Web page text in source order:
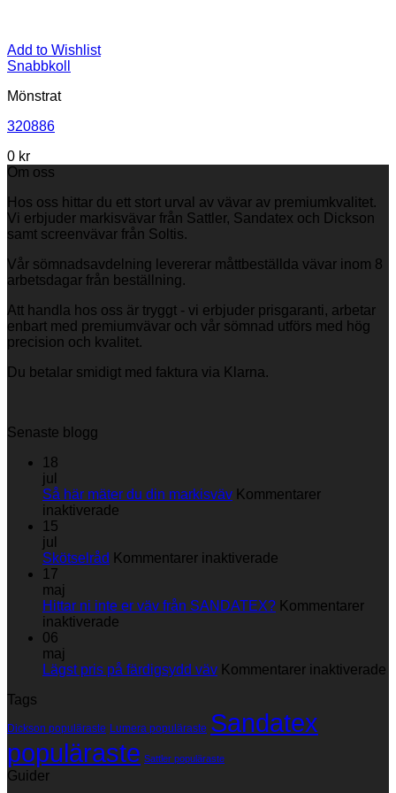
Add to Wishlist
Snabbkoll
Mönstrat
320886
0 kr
Om oss
Hos oss hittar du ett stort urval av vävar av premiumkvalitet.
Vi erbjuder markisvävar från Sattler, Sandatex och Dickson
samt screenvävar från Soltis.
Vår sömnadsavdelning levererar måttbeställda vävar inom 8
arbetsdagar från beställning.
Att handla hos oss är tryggt - vi erbjuder prisgaranti, arbetar
enbart med premiumvävar och vår sömnad utförs med hög
precision och kvalitet.
Du betalar smidigt med faktura via Klarna.
Senaste blogg
18
jul
Så här mäter du din markisväv Kommentarer
inaktiverade
mäter
markisväv
15
jul
Skötselråd Kommentarer inaktiverade
17
maj
Hittar ni inte er väv från SANDATEX? Kommentarer
inaktiverade
inte
SANDATEX?
06
maj
Lägst pris på färdigsydd väv Kommentarer inaktiverade
Tags
Dickson populäraste Lumera populäraste Sandatex
populäraste Sattler populäraste
Guider